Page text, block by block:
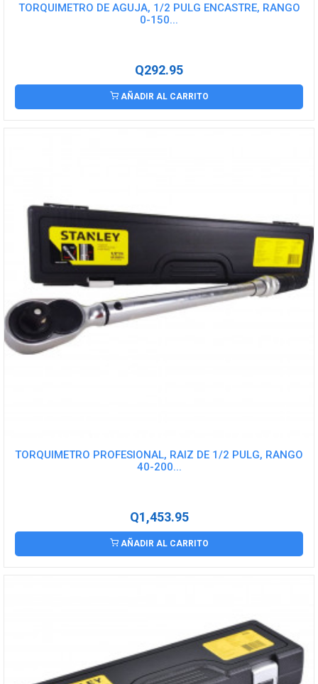
TORQUIMETRO DE AGUJA, 1/2 PULG ENCASTRE, RANGO
0-150...
Q292.95
AÑADIR AL CARRITO
TORQUIMETRO PROFESIONAL, RAIZ DE 1/2 PULG, RANGO
40-200...
Q1,453.95
AÑADIR AL CARRITO